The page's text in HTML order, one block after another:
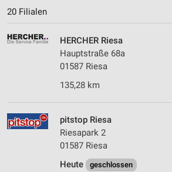
20 Filialen
HERCHER Riesa
Hauptstraße 68a
01587 Riesa
135,28 km
pitstop Riesa
Riesapark 2
01587 Riesa
Heute
geschlossen